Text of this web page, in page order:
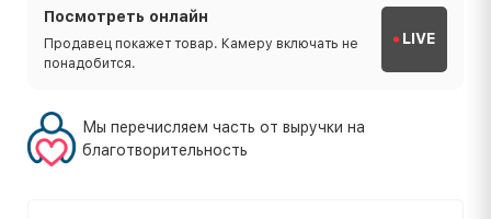
Посмотреть онлайн
Продавец покажет товар. Камеру включать не
понадобится.
LIVE
Мы перечисляем часть от выручки на
благотворительность